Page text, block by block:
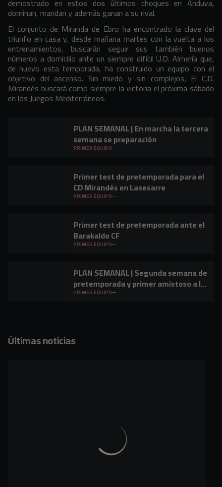
demostrado en estos dos últimos choques en Anduva,
dominan, mandan y además ganan a su rival.
El conjunto de Miranda de Ebro ha encontrado la clave del
triunfo en casa y, desde mañana martes con la vuelta a los
entrenamientos, buscarán seguir sus también buenos
números a domicilio ante un siempre difícil U.D. Almería que,
de nuevo esta temporada, ha construido un equipo con el
objetivo del ascenso. Sin miedo y sin complejos, El C.D.
Mirandés buscará como siempre la victoria el próxima sábado
en los Juegos Mediterráneos.
PLAN SEMANAL | En marcha la tercera
semana se preparación
PRIMER EQUIPO
Primer test de pretemporada para el
CD Mirandés en Lasesarre
PRIMER EQUIPO
Primer test de pretemporada ante el
Barakaldo CF
PRIMER EQUIPO
PLAN SEMANAL | Segunda semana de
pretemporada y primer amistoso a la
vista
PRIMER EQUIPO
Últimas noticias